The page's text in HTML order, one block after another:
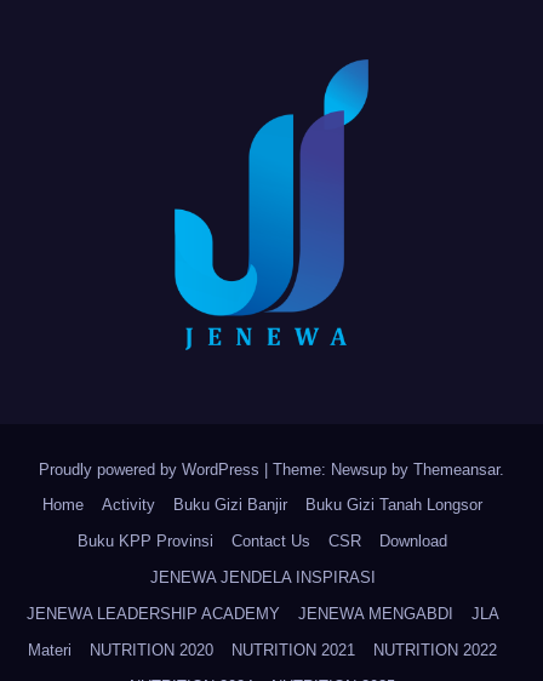
Proudly powered by WordPress Theme: Newsup by Themeansar.
Home
Activity Buku Gizi Banjir
Buku Gizi Tanah Longsor
Buku KPP Provinsi
Contact Us CSR
Download
JENEWA JENDELA INSPIRASI
JENEWA LEADERSHIP ACADEMY
JENEWA MENGABDI
JLA
Materi
NUTRITION 2020 NUTRITION 2021
NUTRITION 2022